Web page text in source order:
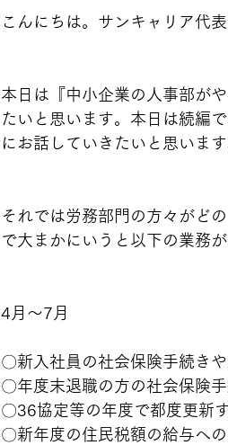
こんにちは。サンキャリア代表
本日は『中小企業の人事部が
たいと思います。本日は続編
にお話していきたいと思います
それでは労務部門の方々がど
で大まかにいうと以下の業務が
4月～7月
〇新入社員の社会保険手続き
〇年度末退職の方の社会保険手
〇36協定等の年度で都度更新
〇新年度の住民税額の給与へ